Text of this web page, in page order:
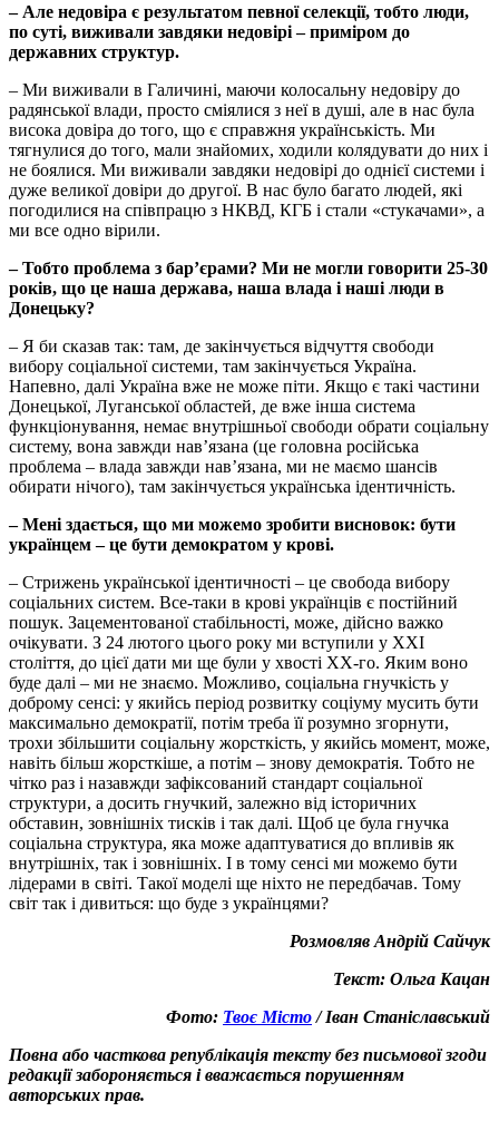
– Але недовіра є результатом певної селекції, тобто люди,
по суті, виживали завдяки недовірі – приміром до
державних структур.
– Ми виживали в Галичині, маючи колосальну недовіру до
радянської влади, просто сміялися з неї в душі, але в нас була
висока довіра до того, що є справжня українськість. Ми
тягнулися до того, мали знайомих, ходили колядувати до них і
не боялися. Ми виживали завдяки недовірі до однієї системи і
дуже великої довіри до другої. В нас було багато людей, які
погодилися на співпрацю з НКВД, КГБ і стали «стукачами», а
ми все одно вірили.
– Тобто проблема з бар’єрами? Ми не могли говорити 25-30
років, що це наша держава, наша влада і наші люди в
Донецьку?
– Я би сказав так: там, де закінчується відчуття свободи
вибору соціальної системи, там закінчується Україна.
Напевно, далі Україна вже не може піти. Якщо є такі частини
Донецької, Луганської областей, де вже інша система
функціонування, немає внутрішньої свободи обрати соціальну
систему, вона завжди нав’язана (це головна російська
проблема – влада завжди нав’язана, ми не маємо шансів
обирати нічого), там закінчується українська ідентичність.
– Мені здається, що ми можемо зробити висновок: бути
українцем – це бути демократом у крові.
– Стрижень української ідентичності – це свобода вибору
соціальних систем. Все-таки в крові українців є постійний
пошук. Зацементованої стабільності, може, дійсно важко
очікувати. З 24 лютого цього року ми вступили у ХХІ
століття, до цієї дати ми ще були у хвості ХХ-го. Яким воно
буде далі – ми не знаємо. Можливо, соціальна гнучкість у
доброму сенсі: у якийсь період розвитку соціуму мусить бути
максимально демократії, потім треба її розумно згорнути,
трохи збільшити соціальну жорсткість, у якийсь момент, може,
навіть більш жорсткіше, а потім – знову демократія. Тобто не
чітко раз і назавжди зафіксований стандарт соціальної
структури, а досить гнучкий, залежно від історичних
обставин, зовнішніх тисків і так далі. Щоб це була гнучка
соціальна структура, яка може адаптуватися до впливів як
внутрішніх, так і зовнішніх. І в тому сенсі ми можемо бути
лідерами в світі. Такої моделі ще ніхто не передбачав. Тому
світ так і дивиться: що буде з українцями?
Розмовляв Андрій Сайчук
Текст: Ольга Кацан
Фото: Твоє Місто/ Іван Станіславський
Повна або часткова републікація тексту без письмової згоди
редакції забороняється і вважається порушенням
авторських прав.